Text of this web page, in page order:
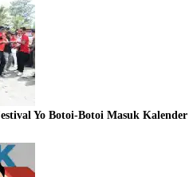
Yo Botoi-Botoi Masuk Kalender